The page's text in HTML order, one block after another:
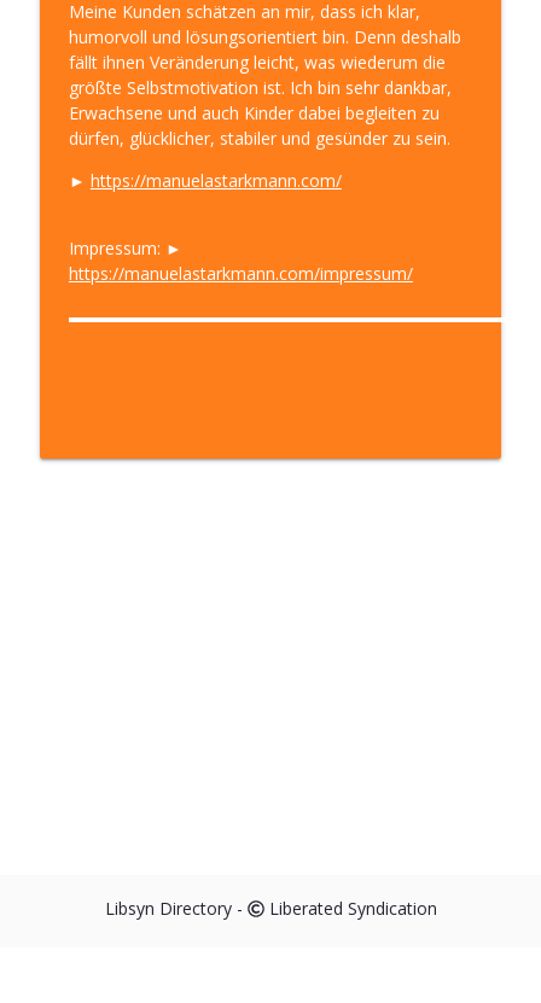
Meine Kunden schätzen an mir, dass ich klar,
humorvoll und lösungsorientiert bin. Denn deshalb
fällt ihnen Veränderung leicht, was wiederum die
größte Selbstmotivation ist. Ich bin sehr dankbar,
Erwachsene und auch Kinder dabei begleiten zu
dürfen, glücklicher, stabiler und gesünder zu sein.
► https://manuelastarkmann.com/
Impressum: ►
https://manuelastarkmann.com/impressum/
▬▬▬▬▬▬▬▬▬▬▬▬▬▬▬▬▬▬▬▬▬▬▬▬▬▬▬▬
Libsyn Directory - Liberated Syndication